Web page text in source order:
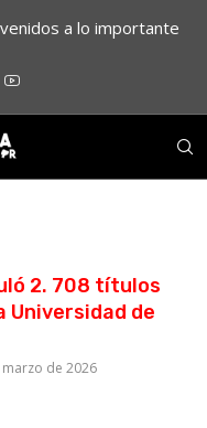
a lo importante
2. 708 títulos
Universidad de
de 2026